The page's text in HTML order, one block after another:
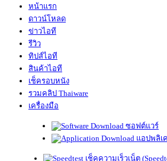
หน้าแรก
ดาวน์โหลด
ข่าวไอที
รีวิว
ทิปส์ไอที
สินค้าไอที
เช็ครอบหนัง
รวมคลิป Thaiware
เครื่องมือ
ซอฟต์แวร์
แอปพลิ
เช็คความเร็วเน็ต